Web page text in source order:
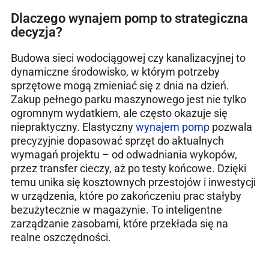
Dlaczego wynajem pomp to strategiczna
decyzja?
Budowa sieci wodociągowej czy kanalizacyjnej to
dynamiczne środowisko, w którym potrzeby
sprzętowe mogą zmieniać się z dnia na dzień.
Zakup pełnego parku maszynowego jest nie tylko
ogromnym wydatkiem, ale często okazuje się
niepraktyczny. Elastycznywynajem pomp pozwala
precyzyjnie dopasować sprzęt do aktualnych
wymagań projektu – od odwadniania wykopów,
przez transfer cieczy, aż po testy końcowe. Dzięki
temu unika się kosztownych przestojów i inwestycji
w urządzenia, które po zakończeniu prac stałyby
bezużytecznie w magazynie. To inteligentne
zarządzanie zasobami, które przekłada się na
realne oszczędności.